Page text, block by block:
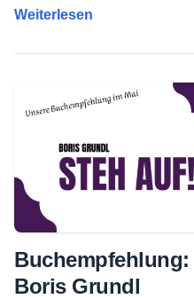
Weiterlesen
Buchempfehlung:
Boris Grundl